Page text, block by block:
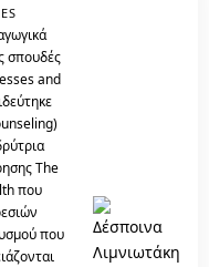
σπουδές
and
The
που
που